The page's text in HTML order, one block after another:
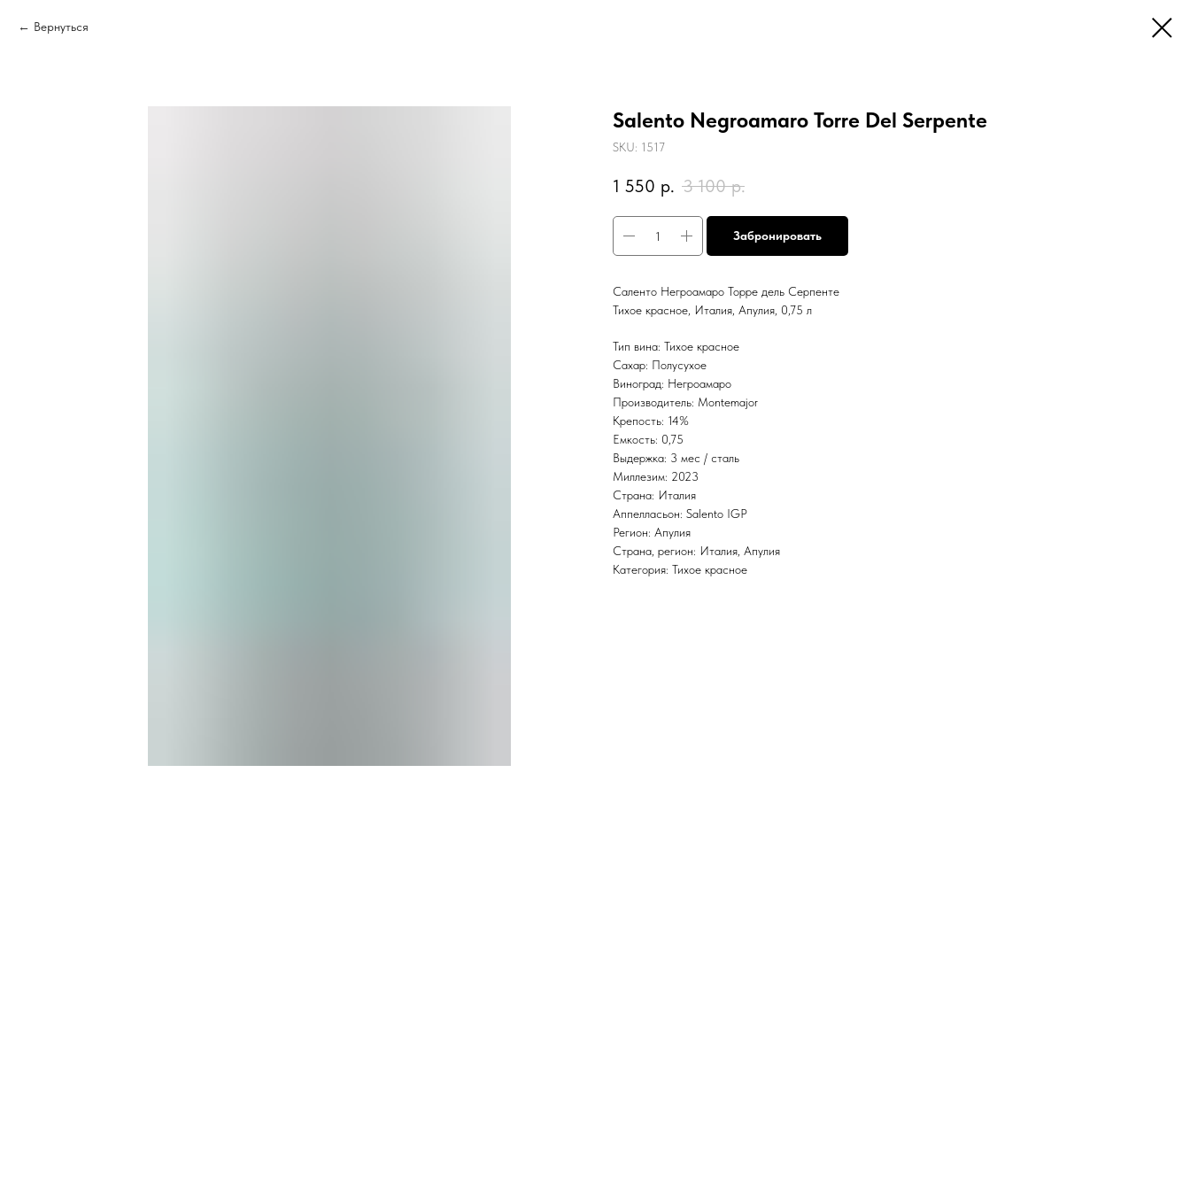
Вернуться
Salento Negroamaro Torre Del Serpente
SKU: 1517
1 550 р. 3 100 р.
Забронировать
Саленто Негроамаро Торре дель Серпенте
Тихое красное, Италия, Апулия, 0,75 л
Тип вина: Тихое красное
Сахар: Полусухое
Виноград: Негроамаро
Производитель: Montemajor
Крепость: 14%
Емкость: 0,75
Выдержка: 3 мес / сталь
Миллезим: 2023
Страна: Италия
Аппелласьон: Salento IGP
Регион: Апулия
Страна, регион: Италия, Апулия
Категория: Тихое красное